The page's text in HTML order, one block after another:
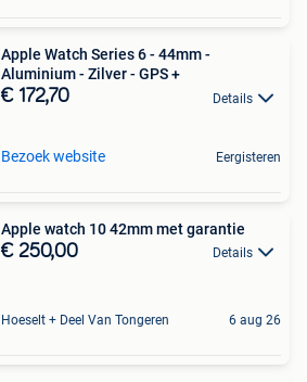
Apple Watch Series 6 - 44mm -
Aluminium - Zilver - GPS +
€ 172,70 Details
Bezoek website Eergisteren
Apple watch 10 42mm met garantie
€ 250,00 Details
Hoeselt + Deel Van Tongeren 6 aug 26